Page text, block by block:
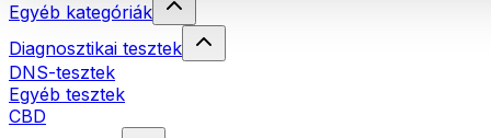
Egyéb kategóriák
Diagnosztikai tesztek
DNS-tesztek
Egyéb tesztek
CBD